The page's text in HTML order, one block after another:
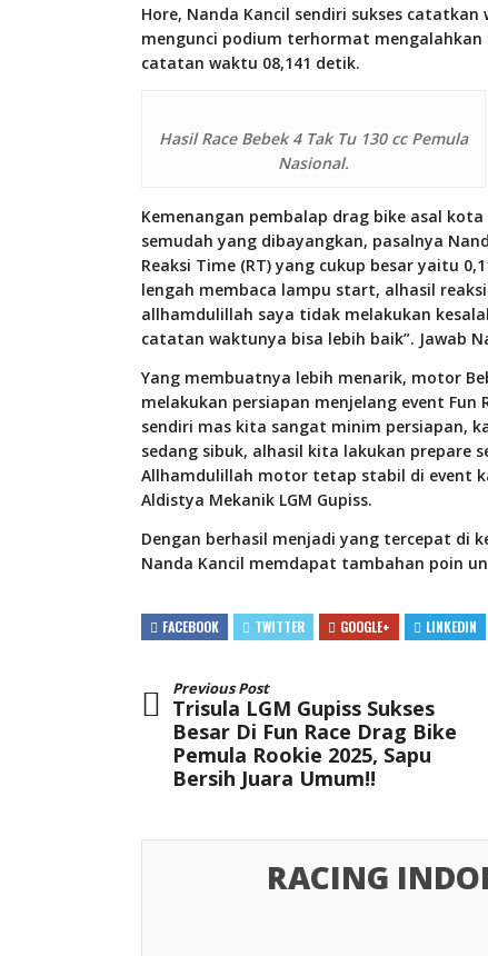
Hore, Nanda Kancil sendiri sukses
mengunci podium terhormat mengalahkan
catatan waktu 08,141 detik.
Hasil Race Bebek 4 Tak Tu 130 cc Pemula
Nasional.
Kemenangan pembalap drag bike asal
semudah yang dibayangkan, pasalnya
Reaksi Time (RT) yang cukup besar yaitu
lengah membaca lampu start, alhasil
allhamdulillah saya tidak melakukan
catatan waktunya bisa lebih baik”. Jawab
Yang membuatnya lebih menarik, motor
melakukan persiapan menjelang event Fun
sendiri mas kita sangat minim persiapan,
sedang sibuk, alhasil kita lakukan prepare
Allhamdulillah motor tetap stabil di event
Aldistya Mekanik LGM Gupiss.
Dengan berhasil menjadi yang tercepat di
Nanda Kancil memdapat tambahan poin
FACEBOOK TWITTER GOOGLE+ LINKEDIN
Previous Post
Trisula LGM Gupiss Sukses
Besar Di Fun Race Drag Bike
Pemula Rookie 2025, Sapu
Bersih Juara Umum!!
RACING